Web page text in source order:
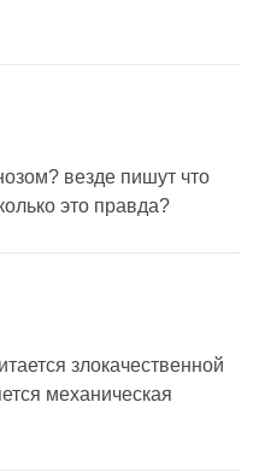
везде пишут что
это правда?
злокачественной
механическая